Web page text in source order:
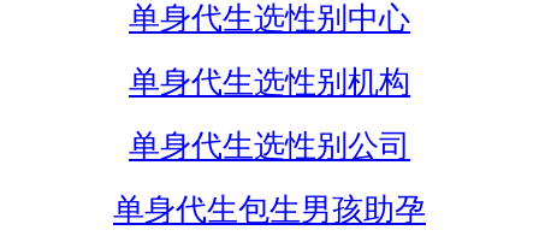
单身代生选性别中心
单身代生选性别机构
单身代生选性别公司
单身代生包生男孩助孕